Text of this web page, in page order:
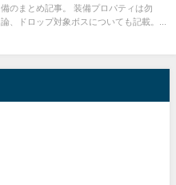
備のまとめ記事。 装備プロパティは勿
論、ドロップ対象ボスについても記載。...